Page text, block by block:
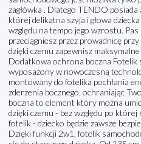
zagłówka . Dlatego TENDO
której delikatna szyja i głowa
względu na tempo jego wzrostu.
przeciągniesz przez prowadnicę
dzięki czemu zapewnisz
Dodatkowa ochrona boczna
wyposażony w nowoczesną
montowany do fotelika pochłania
zderzenia bocznego, ochraniając
boczna to element który można
dzięki czemu - bez względu po
fotelik - dziecko będzie zawsze
Dzięki funkcji 2w1, fotelik